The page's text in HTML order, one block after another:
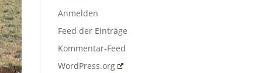
Anmelden
Feed der Einträge
Kommentar-Feed
WordPress.org